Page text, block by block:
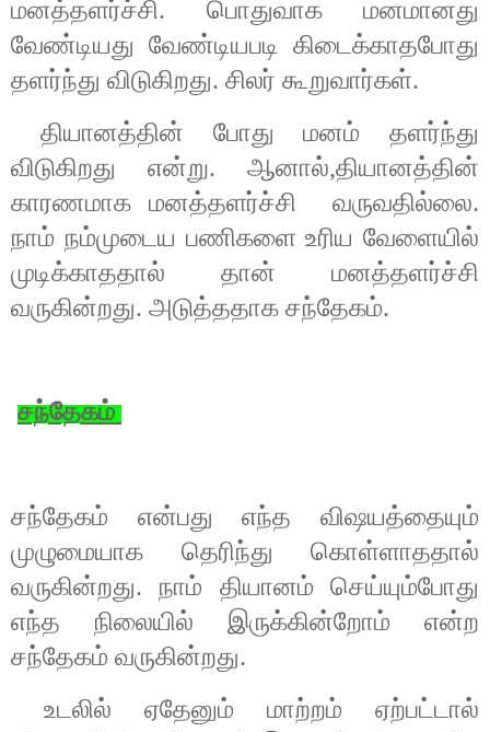
மனத்தளர்ச்சி. பொதுவாக மனமானது
வேண்டியது வேண்டியபடி கிடைக்காதபோது
தளர்ந்து விடுகிறது. சிலர் கூறுவார்கள்.
தியானத்தின் போது மனம் தளர்ந்து
விடுகிறது என்று. ஆனால்,தியானத்தின்
காரணமாக மனத்தளர்ச்சி
வருவதில்லை.
நாம் நம்முடைய பணிகளை உரிய வேளையில்
முடிக்காததால் தான் மனத்தளர்ச்சி
வருகின்றது. அடுத்ததாக சந்தேகம்.
சந்தேகம்
சந்தேகம் என்பது எந்த விஷயத்தையும்
முழுமையாக தெரிந்து கொள்ளாததால்
வருகின்றது. நாம் தியானம் செய்யும்போது
எந்த நிலையில் இருக்கின்றோம் என்ற
சந்தேகம் வருகின்றது.
உடலில் ஏதேனும் மாற்றம் ஏற்பட்டால்